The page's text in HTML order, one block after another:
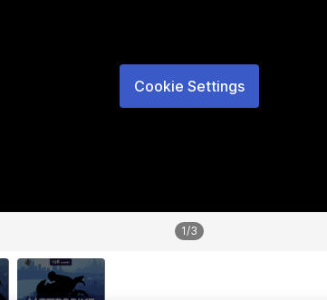
Cookie Settings
1/3